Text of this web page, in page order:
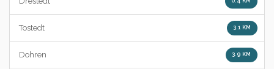
Tostedt 3.1 KM
Dohren 3.9 KM